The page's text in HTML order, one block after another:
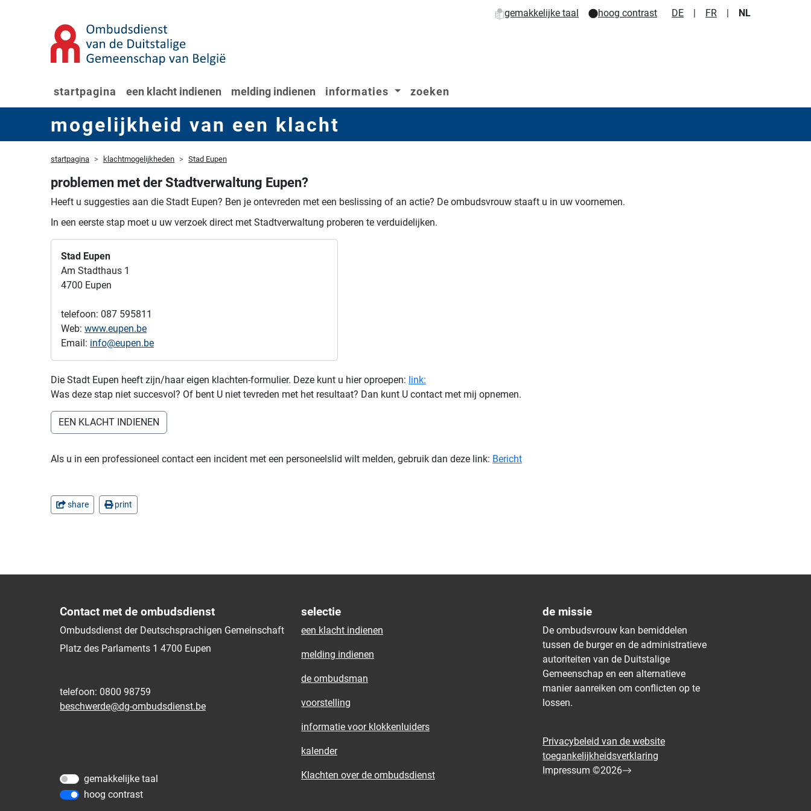
gemakkelijke taal hoog contrast DE | FR | NL
startpagina een klacht indienen melding indienen informaties zoeken
mogelijkheid van een klacht
startpagina klachtmogelijkheden Stad Eupen
problemen met der Stadtverwaltung Eupen?
Heeft u suggesties aan die Stadt Eupen? Ben je ontevreden met een beslissing of an actie? De ombudsvrouw staaft u in uw voornemen.
In een eerste stap moet u uw verzoek direct met Stadtverwaltung proberen te verduidelijken.
Stad Eupen
Am Stadthaus 1
4700 Eupen
telefoon: 087 595811
Web: www.eupen.be
Email: info@eupen.be
Die Stadt Eupen heeft zijn/haar eigen klachten-formulier. Deze kunt u hier oproepen: link:
Was deze stap niet succesvol? Of bent U niet tevreden met het resultaat? Dan kunt U contact met mij opnemen.
EEN KLACHT INDIENEN
Als u in een professioneel contact een incident met een personeelslid wilt melden, gebruik dan deze link: Bericht
share print
Contact met de ombudsdienst
Ombudsdienst der Deutschsprachigen Gemeinschaft
Platz des Parlaments 1 4700 Eupen
telefoon: 0800 98759
beschwerde@dg-ombudsdienst.be
gemakkelijke taal
hoog contrast
selectie
een klacht indienen
melding indienen
de ombudsman
voorstelling
informatie voor klokkenluiders
kalender
Klachten over de ombudsdienst
de missie
De ombudsvrouw kan bemiddelen
tussen de burger en de administratieve
autoriteiten van de Duitstalige
Gemeenschap en een alternatieve
manier aanreiken om conflicten op te
lossen.
Privacybeleid van de website
toegankelijkheidsverklaring
Impressum ©2026